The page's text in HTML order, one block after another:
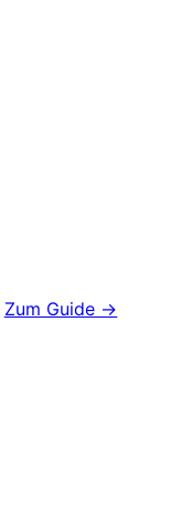
Zum Guide →